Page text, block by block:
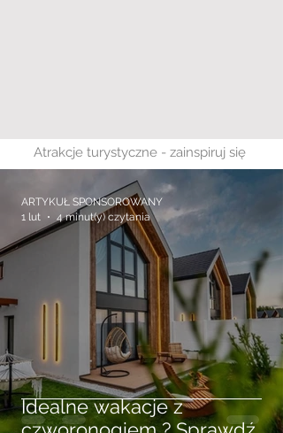
Atrakcje turystyczne - zainspiruj się
ARTYKUŁ SPONSOROWANY
1 lut
4 minut(y) czytania